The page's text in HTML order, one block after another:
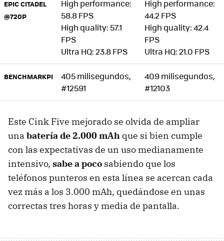
EPIC CITADEL
@720P
High performance:
58.8 FPS
High quality: 57.1
FPS
Ultra HQ: 23.8 FPS
High performance:
44.2 FPS
High quality: 42.4
FPS
Ultra HQ: 21.0 FPS
BENCHMARKPI
405 milisegundos,
#12591
409 milisegundos,
#12103
Este Cink Five mejorado se olvida de ampliar
una batería de 2.000 mAh que si bien cumple
con las expectativas de un uso medianamente
intensivo, sabe a poco sabiendo que los
teléfonos punteros en esta línea se acercan cada
vez más a los 3.000 mAh, quedándose en unas
correctas tres horas y media de pantalla.